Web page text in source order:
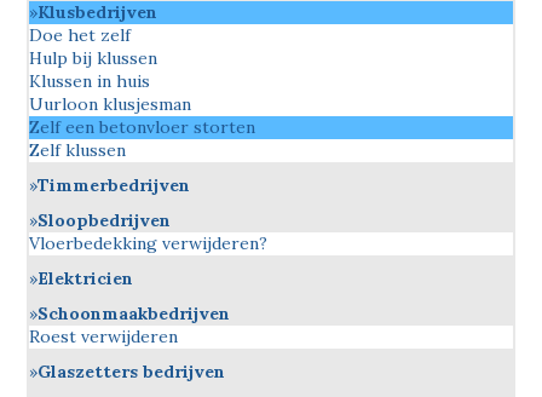
Klusbedrijven
Doe het zelf
Hulp bij klussen
Klussen in huis
Uurloon klusjesman
Zelf een betonvloer storten
Zelf klussen
Timmerbedrijven
Sloopbedrijven
Vloerbedekking verwijderen?
Elektricien
Schoonmaakbedrijven
Roest verwijderen
Glaszetters bedrijven